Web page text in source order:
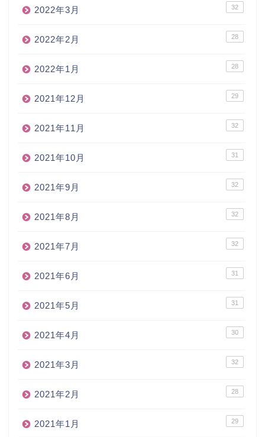
2022年3月 32
2022年2月 28
2022年1月 28
2021年12月 29
2021年11月 32
2021年10月 31
2021年9月 32
2021年8月 32
2021年7月 32
2021年6月 31
2021年5月 31
2021年4月 30
2021年3月 32
2021年2月 28
2021年1月 29